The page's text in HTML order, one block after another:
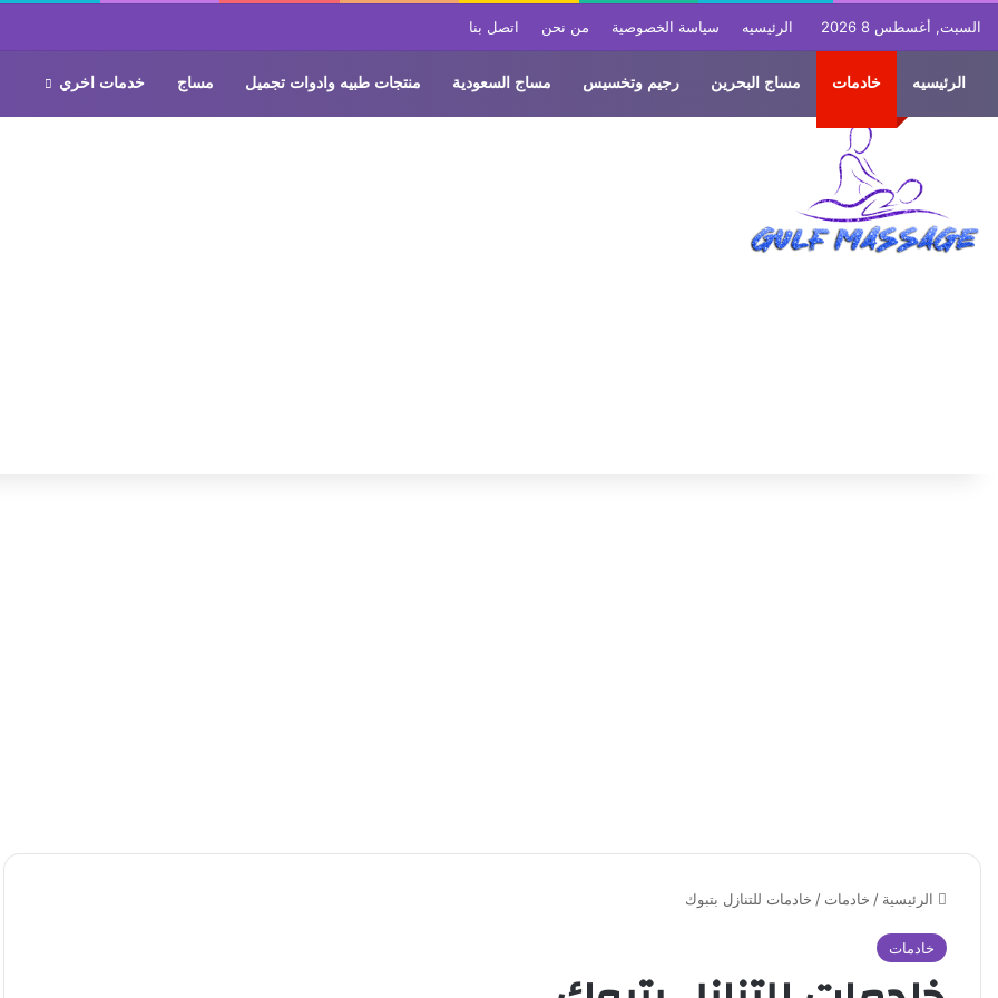
السبت, أغسطس 8 2026 الرئيسيه سياسة الخصوصية من نحن اتصل بنا
الرئيسيه خادمات مساج البحرين رجيم وتخسيس مساج السعودية منتجات طبيه وادوات تجميل مساج خدمات اخري
الرئيسية / خادمات / خادمات للتنازل بتبوك
خادمات